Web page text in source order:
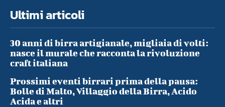
Ultimi articoli
30 anni di birra artigianale, migliaia di volti:
nasce il murale che racconta la rivoluzione
craft italiana
Prossimi eventi birrari prima della pausa:
Bolle di Malto, Villaggio della Birra, Acido
Acida e altri